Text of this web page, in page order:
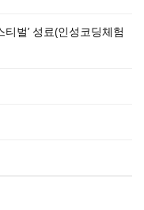
티벌’ 성료(인성코딩체험